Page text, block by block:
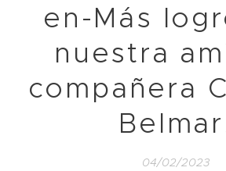
en-Más
nuestra
compañera
04/02/2023